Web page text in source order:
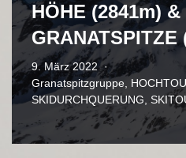
HÖHE (2841m) &
GRANATSPITZE
9. März 2022
Granatspitzgruppe,
SKIDURCHQUERUNG,